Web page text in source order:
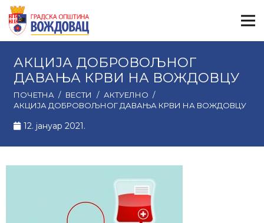
АКЦИЈА ДОБРОВОЉНОГ
ДАВАЊА КРВИ НА ВОЖДОВЦУ
ПОЧЕТНА / ВЕСТИ / АКТУЕЛНО /
АКЦИЈА ДОБРОВОЉНОГ ДАВАЊА КРВИ НА ВОЖДОВЦУ
12. јануар 2021.